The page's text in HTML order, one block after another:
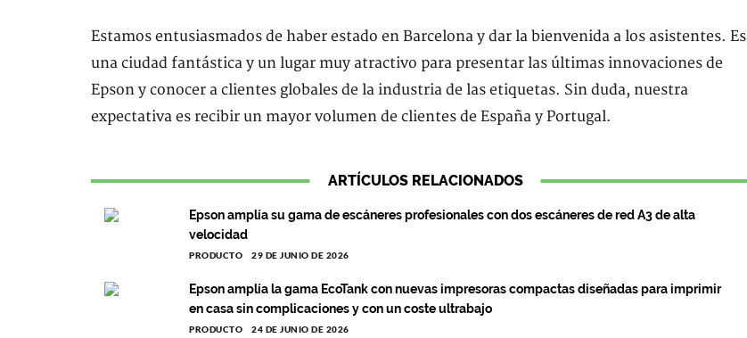
Estamos entusiasmados de haber estado en Barcelona y dar la bienvenida a los asistentes. Es
una ciudad fantástica y un lugar muy atractivo para presentar las últimas innovaciones de
Epson y conocer a clientes globales de la industria de las etiquetas. Sin duda, nuestra
expectativa es recibir un mayor volumen de clientes de España y Portugal.
ARTÍCULOS RELACIONADOS
Epson amplía su gama de escáneres profesionales con dos escáneres de red A3 de alta
velocidad
PRODUCTO 29 DE JUNIO DE 2026
Epson amplía la gama EcoTank con nuevas impresoras compactas diseñadas para imprimir
en casa sin complicaciones y con un coste ultrabajo
PRODUCTO 24 DE JUNIO DE 2026